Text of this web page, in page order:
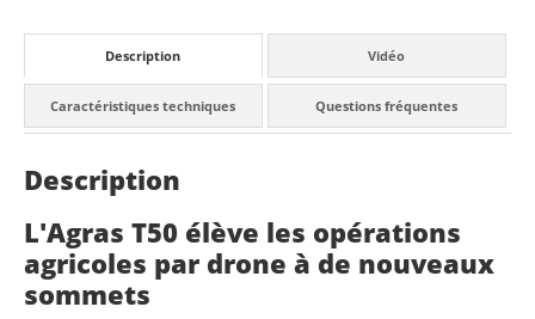
Description Vidéo
Caractéristiques techniques Questions fréquentes
Description
L'Agras T50 élève les opérations
agricoles par drone à de nouveaux
sommets